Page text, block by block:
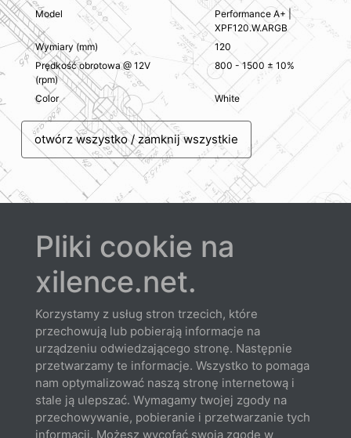
Model
Performance A+ |
XPF120.W.ARGB
Wymiary (mm)
120
Prędkość obrotowa @ 12V
(rpm)
800 - 1500 ± 10%
Color White
otwórz wszystko / zamknij wszystkie
Probierz
Arkusz
Pobierz
Pliki cookie na
xilence.net.
Korzystamy z usług stron trzecich, które
przechowują lub pobierają informacje na
urządzeniu odwiedzającego stronę. Następnie
przetwarzamy te informacje. Wszystko to pomaga
nam optymalizować naszą stronę internetową i
stale ją ulepszać. Wymagamy twojej zgody na
przechowywanie, pobieranie i przetwarzanie tych
informacji. Możesz wycofać swoją zgodę w